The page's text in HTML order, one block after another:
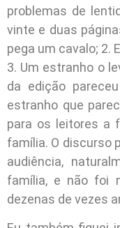
problemas de
vinte e duas
pega um cavalo; 2.
3. Um estranho o
da edição
estranho que
para os leitores a
família. O discurso
audiência,
família, e não foi
dezenas de vezes